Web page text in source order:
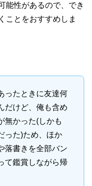
能性があるので、でき
ことをおすすめしま
ったときに友達何
だけど、俺も含め
無かった(しかも
った)ため、ほか
落書きを全部バン
て鑑賞しながら帰